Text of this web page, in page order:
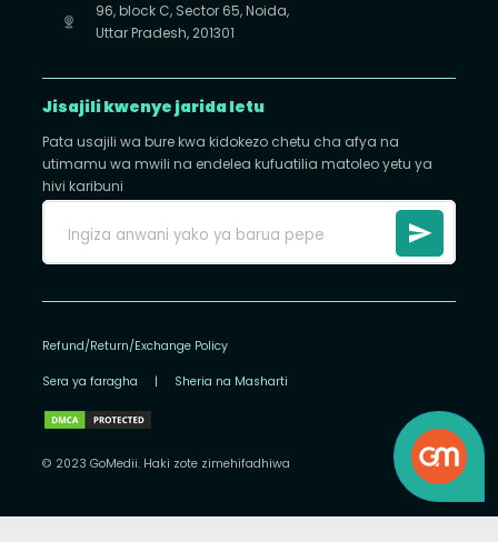
96, block C, Sector 65, Noida,
Uttar Pradesh, 201301
Jisajili kwenye jarida letu
Pata usajili wa bure kwa kidokezo chetu cha afya na
utimamu wa mwili na endelea kufuatilia matoleo yetu ya
hivi karibuni
Refund/Return/Exchange Policy
Sera ya faragha | Sheria na Masharti
© 2023 GoMedii. Haki zote zimehifadhiwa